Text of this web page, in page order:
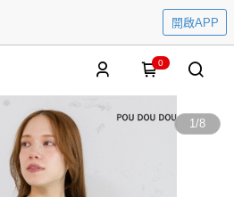
開啟APP
0
1/8